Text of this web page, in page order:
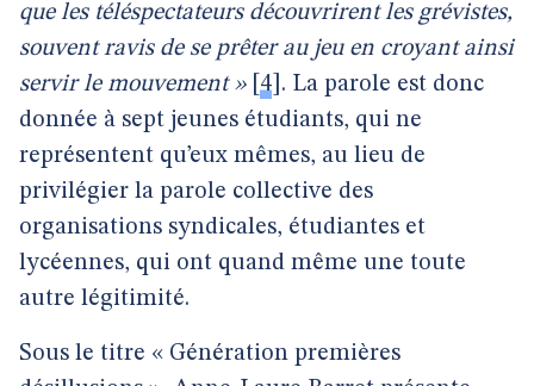
que les téléspectateurs découvrirent les grévistes,
souvent ravis de se prêter au jeu en croyant ainsi
servir le mouvement »[ 4 . La parole est donc
donnée à sept jeunes étudiants, qui ne
représentent qu’eux mêmes, au lieu de
privilégier la parole collective des
organisations syndicales, étudiantes et
lycéennes, qui ont quand même une toute
autre légitimité.
Sous le titre « Génération premières